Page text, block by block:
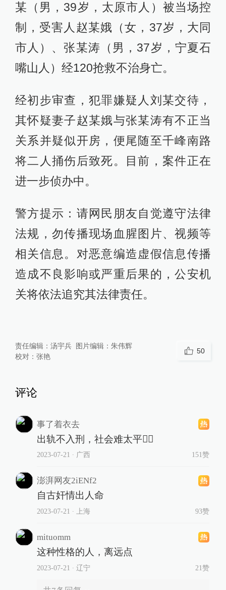
某（男，39岁，太原市人）被当场控
制，受害人赵某娥（女，37岁，大同
市人）、张某涛（男，37岁，宁夏石
嘴山人）经120抢救不治身亡。
经初步审查，犯罪嫌疑人刘某交待，
其怀疑妻子赵某娥与张某涛有不正当
关系并疑似开房，便尾随至千峰南路
将二人捅伤后致死。目前，案件正在
进一步侦办中。
警方提示：请网民朋友自觉遵守法律
法规，勿传播现场血腥图片、视频等
相关信息。对恶意编造虚假信息传播
造成不良影响或严重后果的，公安机
关将依法追究其法律责任。
责任编辑： 汤宇兵 图片编辑： 朱伟辉
校对： 张艳
50
评论
事了着衣去
出轨不入刑，社会难太平👎🏼
2023-07-21 ∙ 广西 151赞
澎湃网友2iENf2
自古奸情出人命
2023-07-21 ∙ 上海 93赞
mituomm
这种性格的人，离远点
2023-07-21 ∙ 辽宁 21赞